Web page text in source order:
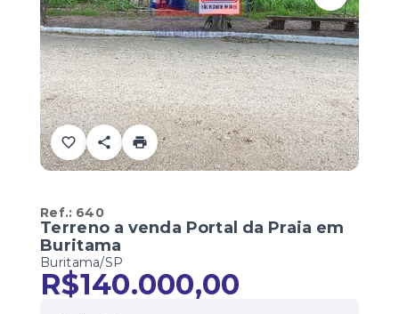
Ref.: 640
Terreno a venda Portal da Praia em
Buritama
Buritama/SP
R$140.000,00